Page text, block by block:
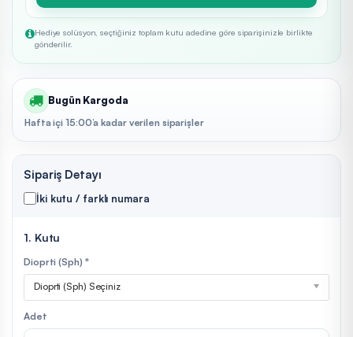
Hediye solüsyon, seçtiğiniz toplam kutu adedine göre siparişinizle birlikte
gönderilir.
Bugün Kargoda
Hafta içi 15:00’a kadar verilen siparişler
Sipariş Detayı
İki kutu / farklı numara
1. Kutu
Dioprti (Sph) *
Dioprti (Sph) Seçiniz
Adet